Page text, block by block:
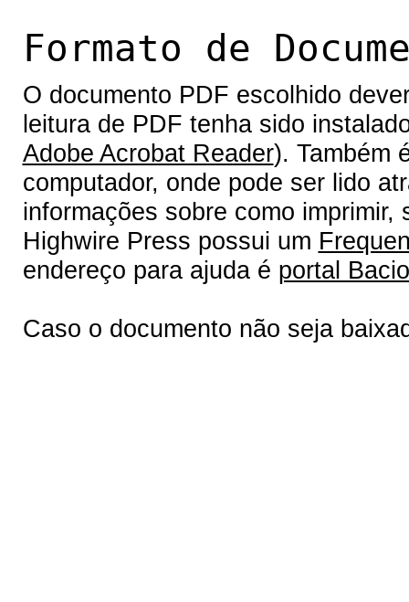
Formato de
O documento PDF escolhido
leitura de PDF tenha sido
Adobe Acrobat Reader). Também
computador, onde pode ser lido
informações sobre como
Highwire Press possui um
endereço para ajuda é portal
Caso o documento não seja